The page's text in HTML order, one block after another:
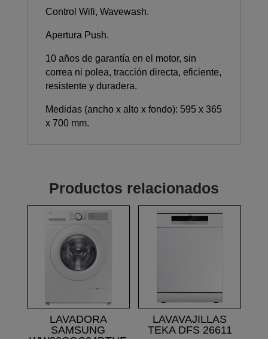
Control Wifi, Wavewash.
Apertura Push.
10 años de garantía en el motor, sin
correa ni polea, tracción directa, eficiente,
resistente y duradera.
Medidas (ancho x alto x fondo): 595 x 365
x 700 mm.
Productos relacionados
LAVADORA
SAMSUNG
LAVAVAJILLAS
TEKA DFS 26611